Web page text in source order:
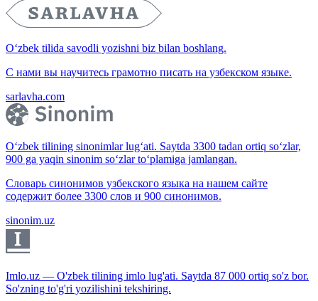
O‘zbek tilida savodli yozishni biz bilan boshlang.
С нами вы научитесь грамотно писать на узбекском языке.
sarlavha.com
O‘zbek tilining sinonimlar lug‘ati. Saytda 3300 tadan ortiq so‘zlar,
900 ga yaqin sinonim so‘zlar to‘plamiga jamlangan.
Словарь синонимов узбекского языка на нашем сайте
содержит более 3300 слов и 900 синонимов.
sinonim.uz
Imlo.uz — O'zbek tilining imlo lug'ati. Saytda 87 000 ortiq so'z bor.
So'zning to'g'ri yozilishini tekshiring.